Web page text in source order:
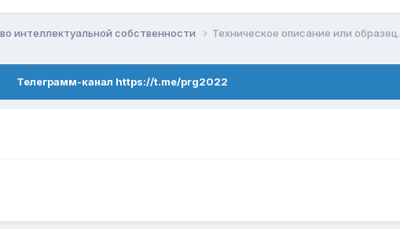
интеллектуальной собственности Техническое описание или образец.
Телеграмм-канал https://t.me/prg2022